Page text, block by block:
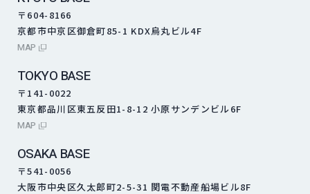
〒604-8166
京都市中京区御倉町85-1 KDX烏丸ビル4F
MAP外部サイトにリンクします
TOKYO BASE
〒141-0022
東京都品川区東五反田1-8-12 小原サンデンビル6F
MAP外部サイトにリンクします
OSAKA BASE
〒541-0056
大阪市中央区久太郎町2-5-31 関電不動産船場ビル8F